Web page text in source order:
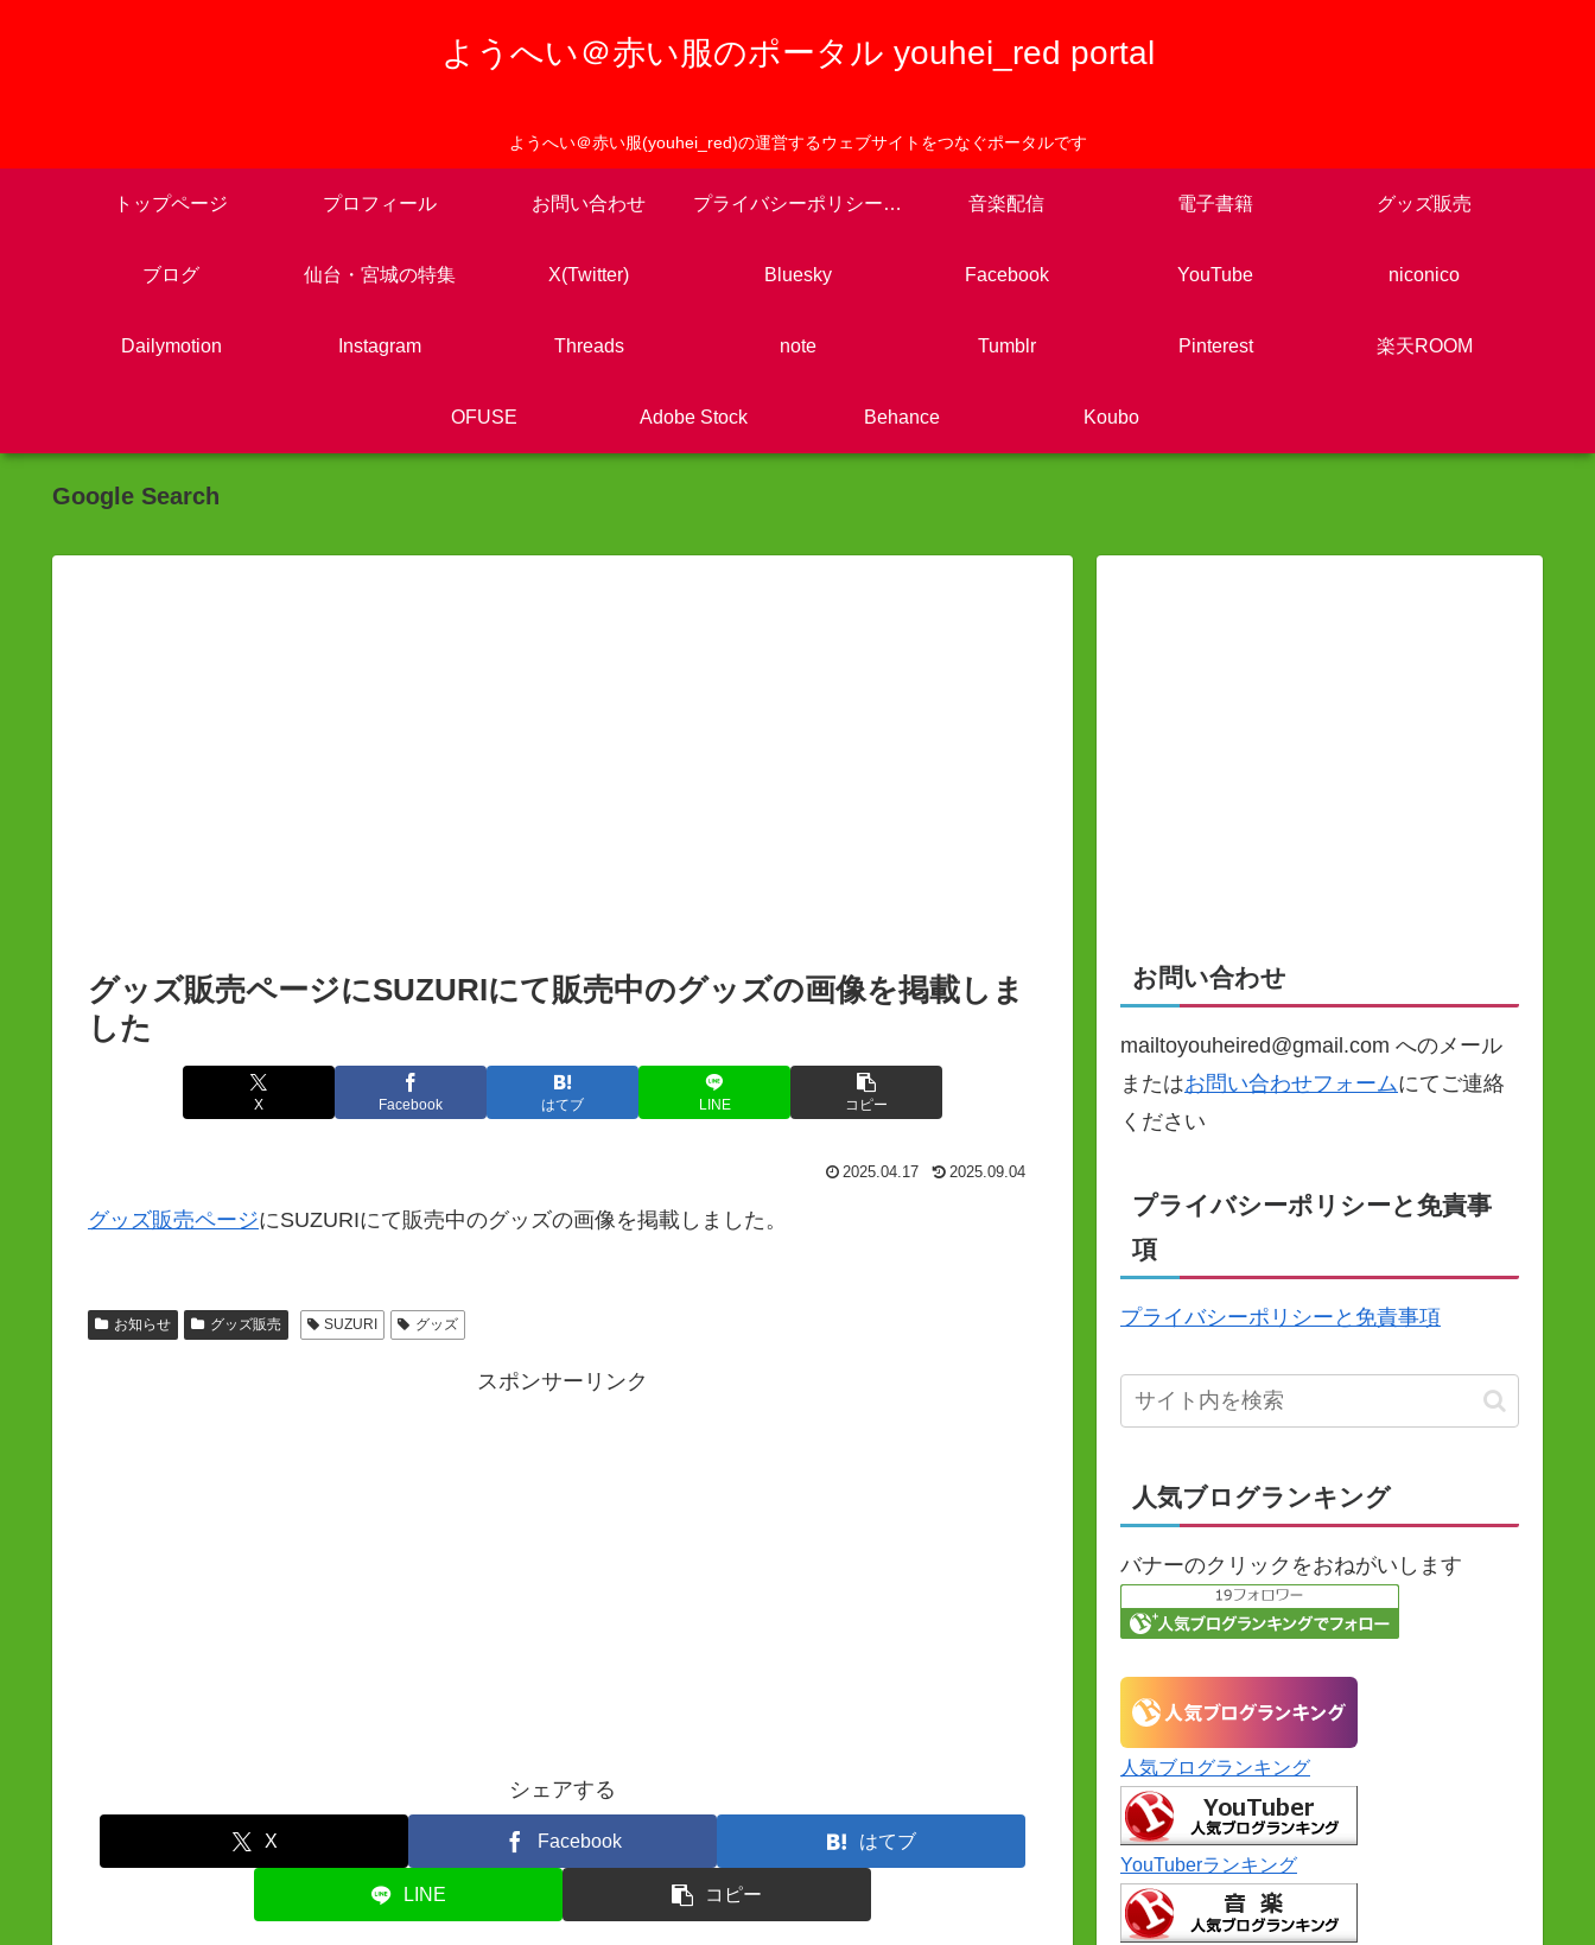
ようへい＠赤い服のポータル youhei_red portal
ようへい＠赤い服(youhei_red)の運営するウェブサイトをつなぐポータルです
トップページ プロフィール お問い合わせ プライバシーポリシーと免責事項 音楽配信 電子書籍 グッズ販売
ブログ 仙台・宮城の特集 X(Twitter) Bluesky Facebook YouTube niconico
Dailymotion Instagram Threads note Tumblr Pinterest 楽天ROOM
OFUSE Adobe Stock Behance Koubo
Google Search
グッズ販売ページにSUZURIにて販売中のグッズの画像を掲載しま
した
X Facebook はてブ LINE コピー
2025.04.17 2025.09.04
グッズ販売ページにSUZURIにて販売中のグッズの画像を掲載しました。
お知らせ グッズ販売 SUZURI グッズ
スポンサーリンク
シェアする
X Facebook はてブ
LINE コピー
お問い合わせ
mailtoyouheired@gmail.com へのメール
またはお問い合わせフォームにてご連絡
ください
プライバシーポリシーと免責事
項
プライバシーポリシーと免責事項
人気ブログランキング
バナーのクリックをおねがいします
人気ブログランキング
YouTuberランキング